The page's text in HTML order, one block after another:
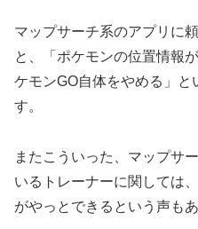
マップサーチ系のアプリに
と、「ポケモンの位置情報
ケモンGO自体をやめる」と
す。
またこういった、マップサ
いるトレーナーに関しては
がやっとできるという声もあ